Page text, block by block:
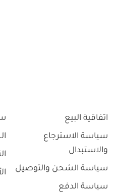
اتفاقية البيع
سياسة الاسترجاع
والاستبدال
سياسة الشحن والتوصيل
سياسة الدفع